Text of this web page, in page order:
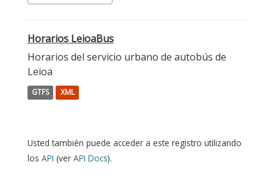
Horarios LeioaBus
Horarios del servicio urbano de autobús de
Leioa
GTFS XML
Usted también puede acceder a este registro utilizando
los API (ver API Docs).